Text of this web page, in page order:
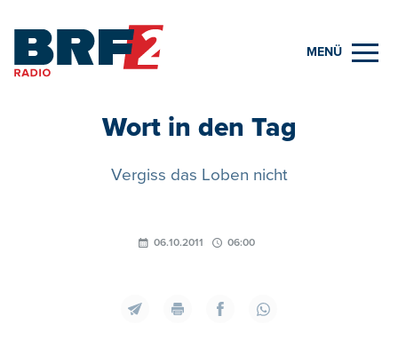
MENÜ
Wort in den Tag
Vergiss das Loben nicht
06.10.2011 06:00